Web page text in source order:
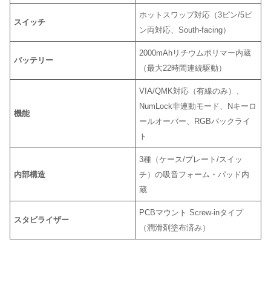
スイッチ
ホットスワップ対応（3ピン/5ピ
ン両対応、South-facing）
バッテリー
2000mAhリチウムポリマー内蔵
（最大22時間連続駆動）
機能
VIA/QMK対応（有線のみ）、
NumLock非連動モード、Nキーロ
ールオーバー、RGBバックライ
ト
内部構造
3種（ケース/プレート/スイッ
チ）の吸音フォーム・パッド内
蔵
スタビライザー
PCBマウント Screw-inタイプ
（潤滑剤塗布済み）